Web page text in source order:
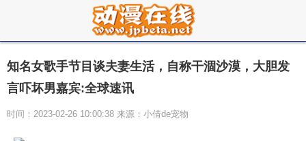
知名女歌手节目谈夫妻生活，自称干涸沙漠，大胆发
言吓坏男嘉宾:全球速讯
时间：2023-02-26 10:00:38 来源：小倩de宠物